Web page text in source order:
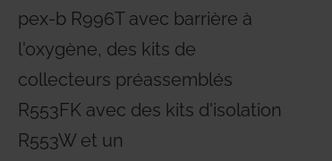
pex-b R996T avec barrière à
l'oxygène, des kits de
collecteurs préassemblés
R553FK avec des kits d'isolation
R553W et un